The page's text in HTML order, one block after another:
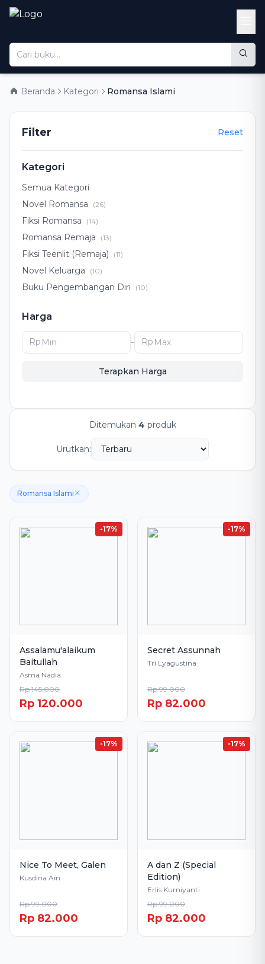
Beranda Kategori Romansa Islami
Filter Reset
Kategori
Semua Kategori
Novel Romansa
(26)
Fiksi Romansa (14)
Romansa Remaja (13)
Fiksi Teenlit (Remaja) (11)
Novel Keluarga (10)
Buku Pengembangan Diri (10)
Drama Keluarga
Romansa Islami
Novel Romansa Islami (4)
Harga
Rp - Rp
Terapkan Harga
Ditemukan 4 produk
Urutkan:
Romansa Islami
-17%
Assalamu'alaikum
Baitullah
Asma Nadia
Rp 145.000
Rp 120.000
-17%
Secret Assunnah
Tri Lyagustina
Rp 99.000
Rp 82.000
-17%
Nice To Meet, Galen
Kusdina Ain
Rp 99.000
Rp 82.000
-17%
A dan Z (Special
Edition)
Erlis Kurniyanti
Rp 99.000
Rp 82.000